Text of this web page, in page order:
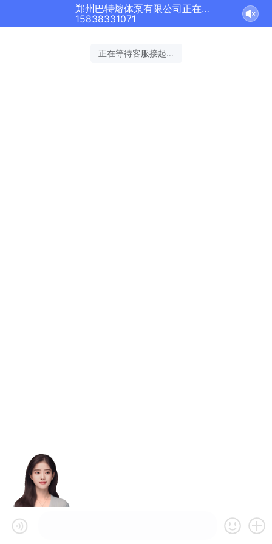
郑州巴特熔体泵有限公司正在为您服务
15838331071
正在等待客服接起...